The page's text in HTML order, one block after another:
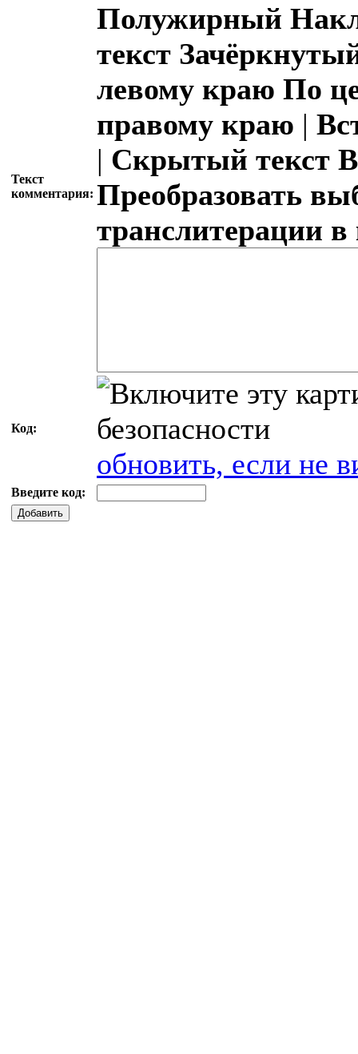
Текст
комментария:
Полужирный
текст
левому краю По
правому краю |
| Скрытый текст
Преобразовать
транслитерации
Код:
обновить, если не
Введите код:
Добавить